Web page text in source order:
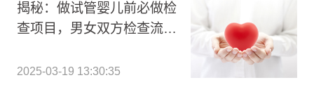
揭秘：做试管婴儿前必做检
查项目，男女双方检查流程
2025-03-19 13:30:35